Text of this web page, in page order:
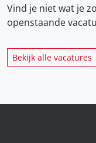
Vind je niet wat je
openstaande
Bekijk alle vacatures